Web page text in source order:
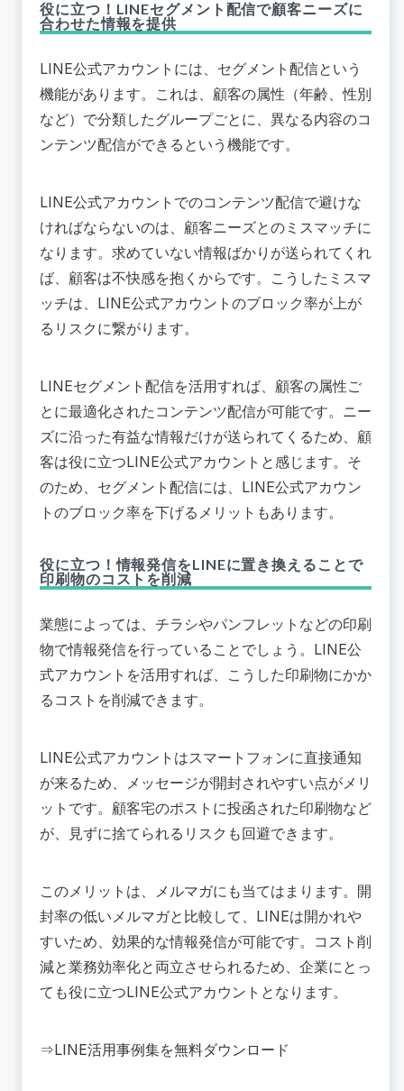
役に立つ！LINEセグメント配信で顧客ニーズに
合わせた情報を提供
LINE公式アカウントには、セグメント配信という
機能があります。これは、顧客の属性（年齢、性別
など）で分類したグループごとに、異なる内容のコ
ンテンツ配信ができるという機能です。
LINE公式アカウントでのコンテンツ配信で避けな
ければならないのは、顧客ニーズとのミスマッチに
なります。求めていない情報ばかりが送られてくれ
ば、顧客は不快感を抱くからです。こうしたミスマ
ッチは、LINE公式アカウントのブロック率が上が
るリスクに繋がります。
LINEセグメント配信を活用すれば、顧客の属性ご
とに最適化されたコンテンツ配信が可能です。ニー
ズに沿った有益な情報だけが送られてくるため、顧
客は役に立つLINE公式アカウントと感じます。そ
のため、セグメント配信には、LINE公式アカウン
トのブロック率を下げるメリットもあります。
役に立つ！情報発信をLINEに置き換えることで
印刷物のコストを削減
業態によっては、チラシやパンフレットなどの印刷
物で情報発信を行っていることでしょう。LINE公
式アカウントを活用すれば、こうした印刷物にかか
るコストを削減できます。
LINE公式アカウントはスマートフォンに直接通知
が来るため、メッセージが開封されやすい点がメリ
ットです。顧客宅のポストに投函された印刷物など
が、見ずに捨てられるリスクも回避できます。
このメリットは、メルマガにも当てはまります。開
封率の低いメルマガと比較して、LINEは開かれや
すいため、効果的な情報発信が可能です。コスト削
減と業務効率化と両立させられるため、企業にとっ
ても役に立つLINE公式アカウントとなります。
⇒LINE活用事例集を無料ダウンロード